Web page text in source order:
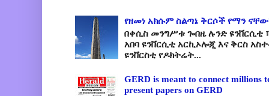
የዘመነ አክሱም ስልጣኔ ቅርሶች የማን
በቀሲስ መንግሥቱ ጐበዜ ሉንድ ዩንቨርሲቲ
አበባ ዩንቨርሲቲ አርኪኦሎጂ እና ቅርስ
ዩንቨርስቲ የዶክትሬት...
GERD is meant to connect millions
present papers on GERD